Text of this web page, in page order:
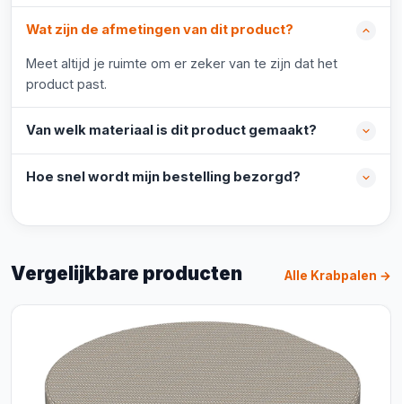
Wat zijn de afmetingen van dit product?
Meet altijd je ruimte om er zeker van te zijn dat het
product past.
Van welk materiaal is dit product gemaakt?
Hoe snel wordt mijn bestelling bezorgd?
Vergelijkbare producten Alle Krabpalen →